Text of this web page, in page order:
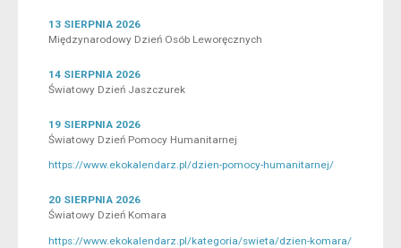
13 SIERPNIA 2026
Międzynarodowy Dzień Osób Leworęcznych
14 SIERPNIA 2026
Światowy Dzień Jaszczurek
19 SIERPNIA 2026
Światowy Dzień Pomocy Humanitarnej
https://www.ekokalendarz.pl/dzien-pomocy-humanitarnej/
20 SIERPNIA 2026
Światowy Dzień Komara
https://www.ekokalendarz.pl/kategoria/swieta/dzien-komara/